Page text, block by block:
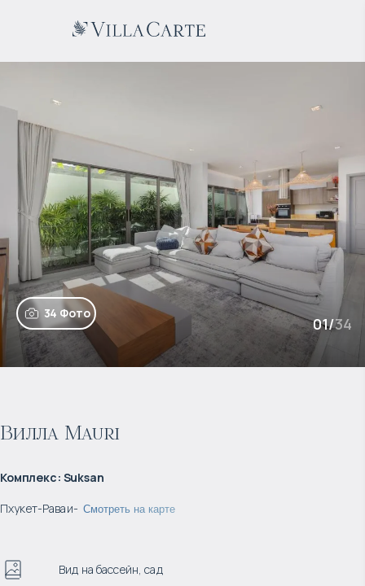
34 Фото
01/34
Вилла Mauri
Комплекс: Suksan
Пхукет-Раваи- Смотреть на карте
Вид на бассейн, сад